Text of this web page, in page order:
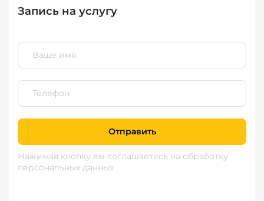
Запись на услугу
Отправить
Нажимая кнопку вы соглашаетесь на обработку
персональных данных